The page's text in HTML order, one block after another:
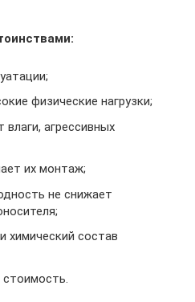
физические нагрузки;
агрессивных
их монтаж;
не снижает
химический состав